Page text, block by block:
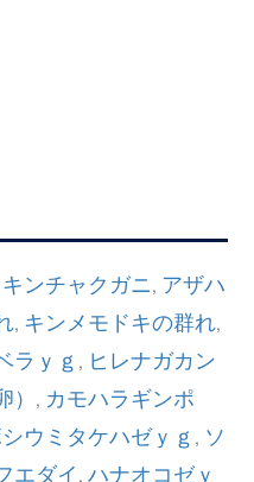
キンチャクガニ, アザハ
, キンメモドキの群れ,
ラｙｇ , ヒレナガカン
, カモハラギンポ
ウミタケハゼｙｇ , ソ
エダイ ,ハナオコゼｙ